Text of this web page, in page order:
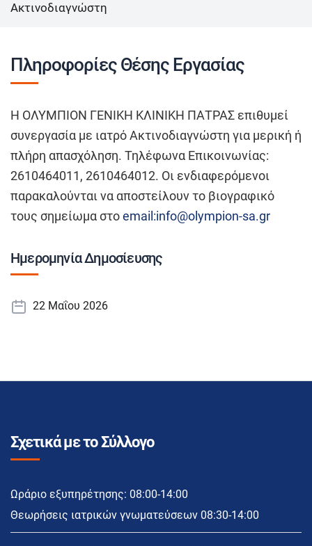
Ακτινοδιαγνώστη
Πληροφορίες Θέσης Εργασίας
H ΟΛΥΜΠΙΟΝ ΓΕΝΙΚΗ ΚΛΙΝΙΚΗ ΠΑΤΡΑΣ επιθυμεί
συνεργασία με ιατρό Ακτινοδιαγνώστη για μερική ή
πλήρη απασχόληση. Τηλέφωνα Επικοινωνίας:
2610464011, 2610464012. Οι ενδιαφερόμενοι
παρακαλούνται να αποστείλουν το βιογραφικό
τους σημείωμα στοemail:info@olympion-sa.gr
Ημερομηνία Δημοσίευσης
22 Μαΐου 2026
Σχετικά με το Σύλλογο
Ωράριο εξυπηρέτησης: 08:00-14:00
Θεωρήσεις ιατρικών γνωματεύσεων 08:30-14:00